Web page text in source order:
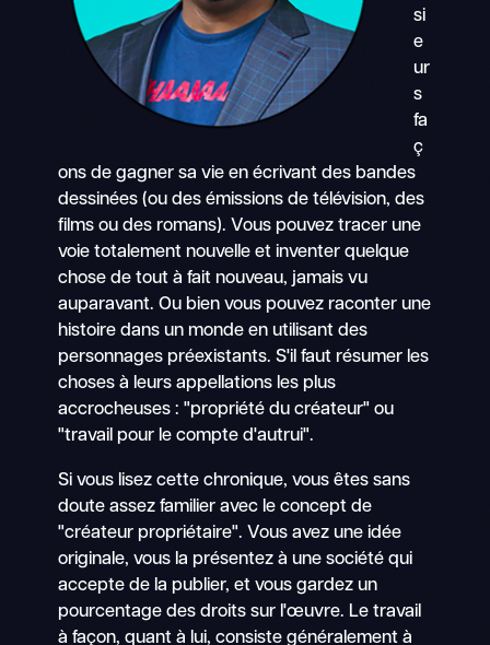
si
e
ur
s
fa
ç
ons de gagner sa vie en écrivant des bandes
dessinées (ou des émissions de télévision, des
films ou des romans). Vous pouvez tracer une
voie totalement nouvelle et inventer quelque
chose de tout à fait nouveau, jamais vu
auparavant. Ou bien vous pouvez raconter une
histoire dans un monde en utilisant des
personnages préexistants. S'il faut résumer les
choses à leurs appellations les plus
accrocheuses : "propriété du créateur" ou
"travail pour le compte d'autrui".
Si vous lisez cette chronique, vous êtes sans
doute assez familier avec le concept de
"créateur propriétaire". Vous avez une idée
originale, vous la présentez à une société qui
accepte de la publier, et vous gardez un
pourcentage des droits sur l'œuvre. Le travail
à façon, quant à lui, consiste généralement à